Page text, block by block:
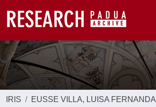
IRIS EUSSE VILLA, LUISA FERNANDA